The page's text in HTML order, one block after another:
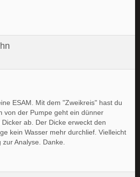
ESAM. Mit dem "Zweikreis" hast du
von der Pumpe geht ein dünner
ab. Der Dicke erweckt den
kein Wasser mehr durchlief. Vielleicht
Analyse. Danke.